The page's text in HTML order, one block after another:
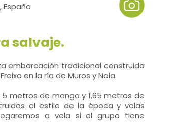
salvaje.
embarcación tradicional construida
en la ría de Muros y Noia.
metros de manga y 1,65 metros de
al estilo de la época y velas
a vela si el grupo tiene